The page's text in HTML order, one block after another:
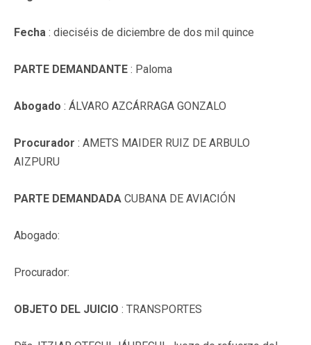
Fecha : dieciséis de diciembre de dos mil quince
PARTE DEMANDANTE : Paloma
Abogado : ÁLVARO AZCÁRRAGA GONZALO
Procurador : AMETS MAIDER RUIZ DE ARBULO
AIZPURU
PARTE DEMANDADA CUBANA DE AVIACIÓN
Abogado:
Procurador:
OBJETO DEL JUICIO : TRANSPORTES